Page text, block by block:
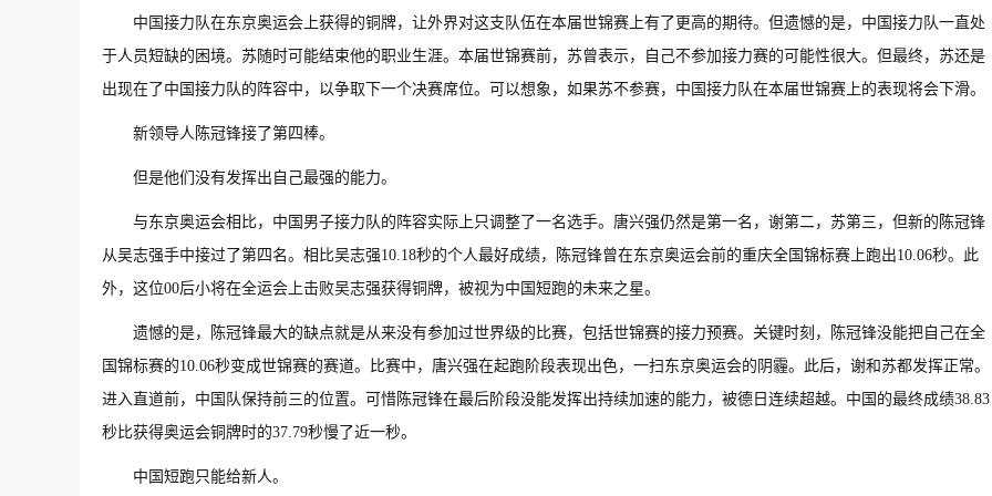
中国接力队在东京奥运会上获得的铜牌，让外界对这支队伍在本届世锦赛上有了更高的期待。但遗憾的是，中国接力队一直处
于人员短缺的困境。苏随时可能结束他的职业生涯。本届世锦赛前，苏曾表示，自己不参加接力赛的可能性很大。但最终，苏还是
出现在了中国接力队的阵容中，以争取下一个决赛席位。可以想象，如果苏不参赛，中国接力队在本届世锦赛上的表现将会下滑。
新领导人陈冠锋接了第四棒。
但是他们没有发挥出自己最强的能力。
与东京奥运会相比，中国男子接力队的阵容实际上只调整了一名选手。唐兴强仍然是第一名，谢第二，苏第三，但新的陈冠锋
从吴志强手中接过了第四名。相比吴志强10.18秒的个人最好成绩，陈冠锋曾在东京奥运会前的重庆全国锦标赛上跑出10.06秒。此
外，这位00后小将在全运会上击败吴志强获得铜牌，被视为中国短跑的未来之星。
遗憾的是，陈冠锋最大的缺点就是从来没有参加过世界级的比赛，包括世锦赛的接力预赛。关键时刻，陈冠锋没能把自己在全
国锦标赛的10.06秒变成世锦赛的赛道。比赛中，唐兴强在起跑阶段表现出色，一扫东京奥运会的阴霾。此后，谢和苏都发挥正常。
进入直道前，中国队保持前三的位置。可惜陈冠锋在最后阶段没能发挥出持续加速的能力，被德日连续超越。中国的最终成绩38.83
秒比获得奥运会铜牌时的37.79秒慢了近一秒。
中国短跑只能给新人。